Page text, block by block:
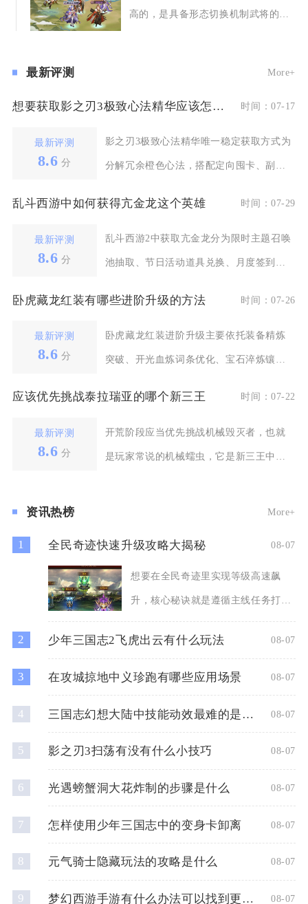
高的，是具备形态切换机制武将的多
最新评测 More+
想要获取影之刃3极致心法精华应该怎么操作 时间：07-17
最新评测
8.6 分
影之刃3极致心法精华唯一稳定获取方式为
分解冗余橙色心法，搭配定向囤卡、副本
乱斗西游中如何获得亢金龙这个英雄 时间：07-29
最新评测
8.6 分
乱斗西游2中获取亢金龙分为限时主题召唤
池抽取、节日活动道具兑换、月度签到福
卧虎藏龙红装有哪些进阶升级的方法 时间：07-26
最新评测
8.6 分
卧虎藏龙红装进阶升级主要依托装备精炼
突破、开光血炼词条优化、宝石淬炼镶
应该优先挑战泰拉瑞亚的哪个新三王 时间：07-22
最新评测
8.6 分
开荒阶段应当优先挑战机械毁灭者，也就
是玩家常说的机械蠕虫，它是新三王中难
资讯热榜 More+
1 全民奇迹快速升级攻略大揭秘 08-07
想要在全民奇迹里实现等级高速飙
升，核心秘诀就是遵循主线任务打
底、高收益副本优先、多倍道具集
2 少年三国志2飞虎出云有什么玩法 08-07
3 在攻城掠地中义珍跑有哪些应用场景 08-07
4 三国志幻想大陆中技能动效最难的是什么 08-07
5 影之刃3扫荡有没有什么小技巧 08-07
6 光遇螃蟹洞大花炸制的步骤是什么 08-07
7 怎样使用少年三国志中的变身卡卸离 08-07
8 元气骑士隐藏玩法的攻略是什么 08-07
9 梦幻西游手游有什么办法可以找到更多的金币 08-07